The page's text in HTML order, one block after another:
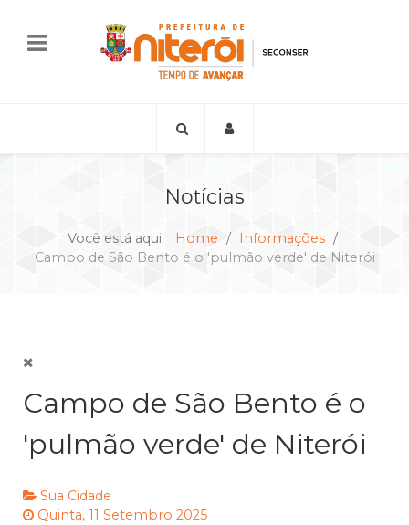
Notícias
Você está aqui: Home
Informações
Campo de São Bento é o 'pulmão verde' de Niterói
Campo de São Bento é o
'pulmão verde' de Niterói
Sua Cidade
Quinta, 11 Setembro 2025